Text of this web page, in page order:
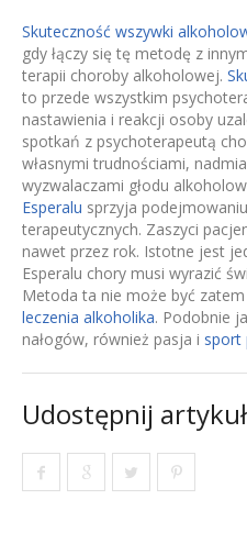
Skuteczność wszywki
gdy łączy się tę metodę z
terapii choroby alkoholowej.
to przede wszystkim
nastawienia i reakcji osoby
spotkań z psychoterapeutą
własnymi trudnościami,
wyzwalaczami głodu
Esperalu sprzyja
terapeutycznych. Zaszyci
nawet przez rok. Istotne jest
Esperalu chory musi wyrazić
Metoda ta nie może być
leczenia alkoholika. Podobnie
nałogów, również pasja i sport
Udostępnij artykuł